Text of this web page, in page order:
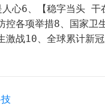
心6、【稳字当头 干
控各项举措8、国家卫
激战10、全球累计新